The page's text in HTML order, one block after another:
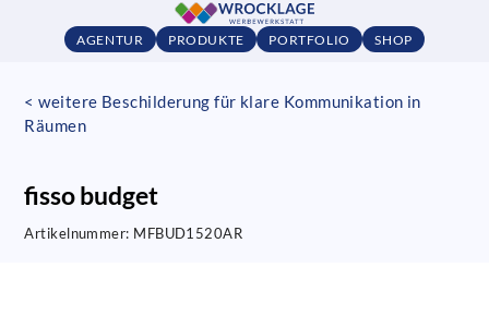
AGENTUR PRODUKTE PORTFOLIO SHOP
< weitere Beschilderung für klare Kommunikation in
Räumen
fisso budget
Artikelnummer: MFBUD1520AR